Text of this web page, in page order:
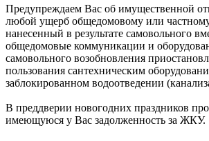
Предупреждаем Вас об имущественной
любой ущерб общедомовому или
нанесенный в результате самовольного
общедомовые коммуникации и
самовольного возобновления
пользования сантехническим
заблокированном водоотведении
В преддверии новогодних праздников
имеющуюся у Вас задолженность за ЖКУ.